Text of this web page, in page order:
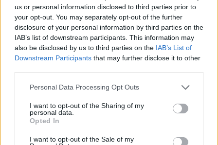
us or personal information disclosed to third parties prior to
your opt-out. You may separately opt-out of the further
disclosure of your personal information by third parties on the
IAB’s list of downstream participants. This information may
also be disclosed by us to third parties on the IAB’s List of
Downstream Participants that may further disclose it to other
Please note that this website/app uses one or more Google
not limited to your visit or usage behaviour. You may click to
grant or deny consent to Google and its third-party tags to
use your data for below specified purposes in below Google
consent section.
Personal Data Processing Opt Outs
I want to opt-out of the Sharing of my
personal data.
Opted In
I want to opt-out of the Sale of my
Τέταρτον, προχωρά σε μεταρρυθμίσεις για τη βελτίωση
του επιχειρηματικού περιβάλλοντος, με στόχο την
ολοκλήρωση του Κτηματολογίου, την επιτάχυνση της
Πέμπτον, προωθεί την εξωστρέφεια μέσω στρατηγικής
για τις εξαγωγές, χρηματοδοτικών εργαλείων και
ψηφιοποίησης τελωνειακών διαδικασιών.